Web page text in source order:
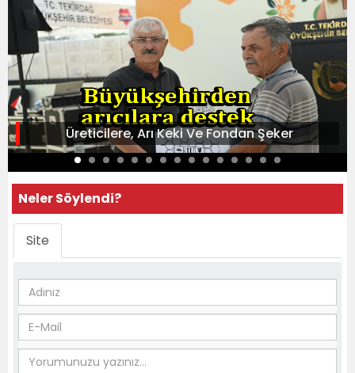
Üreticilere, Arı Keki Ve Fondan Şeker
Neler Söylendi?
Site